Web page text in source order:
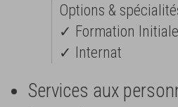
Options &
✓ Formation Initiale
✓ Internat
Services aux